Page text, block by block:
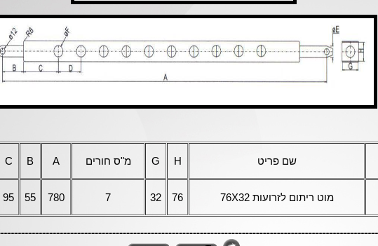
שם פריט H
G מ"ס חורים A
B
C
מוט ריתום לזרועות 76X32 76
32
7
780
55
95